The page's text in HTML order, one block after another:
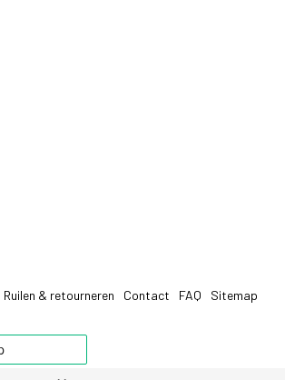
Ruilen & retourneren Contact FAQ Sitemap